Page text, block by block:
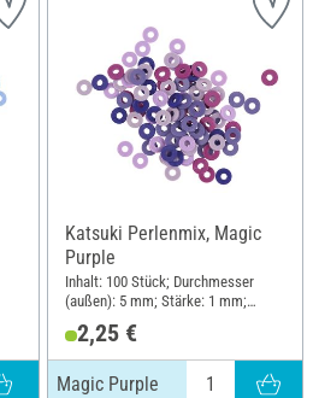
Katsuki Perlenmix, Magic
Purple
Inhalt: 100 Stück; Durchmesser
(außen): 5 mm; Stärke: 1 mm;
2,25 €
Magic Purple